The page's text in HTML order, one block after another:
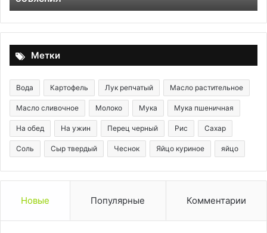
—
шеф-
повар
объяснил
Метки
Вода Картофель Лук репчатый Масло растительное
Масло сливочное Молоко Мука Мука пшеничная
На обед На ужин Перец черный Рис Сахар
Соль Сыр твердый Чеснок Яйцо куриное яйцо
Новые Популярные Комментарии